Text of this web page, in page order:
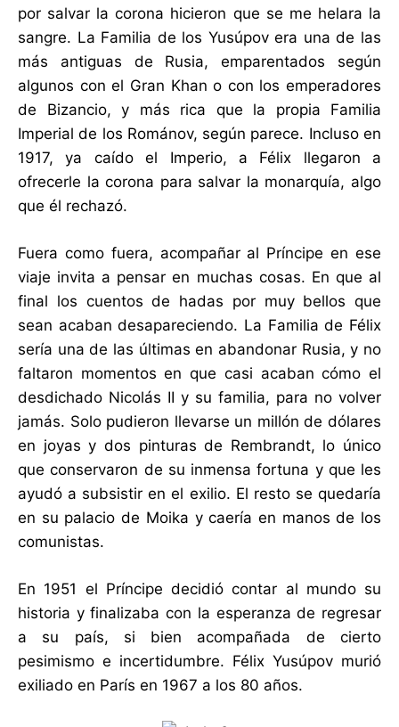
por salvar la corona hicieron que se me helara la
sangre. La Familia de los Yusúpov era una de las
más antiguas de Rusia, emparentados según
algunos con el Gran Khan o con los emperadores
de Bizancio, y más rica que la propia Familia
Imperial de los Románov, según parece. Incluso en
1917, ya caído el Imperio, a Félix llegaron a
ofrecerle la corona para salvar la monarquía, algo
que él rechazó.
Fuera como fuera, acompañar al Príncipe en ese
viaje invita a pensar en muchas cosas. En que al
final los cuentos de hadas por muy bellos que
sean acaban desapareciendo. La Familia de Félix
sería una de las últimas en abandonar Rusia, y no
faltaron momentos en que casi acaban cómo el
desdichado Nicolás II y su familia, para no volver
jamás. Solo pudieron llevarse un millón de dólares
en joyas y dos pinturas de Rembrandt, lo único
que conservaron de su inmensa fortuna y que les
ayudó a subsistir en el exilio. El resto se quedaría
en su palacio de Moika y caería en manos de los
comunistas.
En 1951 el Príncipe decidió contar al mundo su
historia y finalizaba con la esperanza de regresar
a su país, si bien acompañada de cierto
pesimismo e incertidumbre. Félix Yusúpov murió
exiliado en París en 1967 a los 80 años.